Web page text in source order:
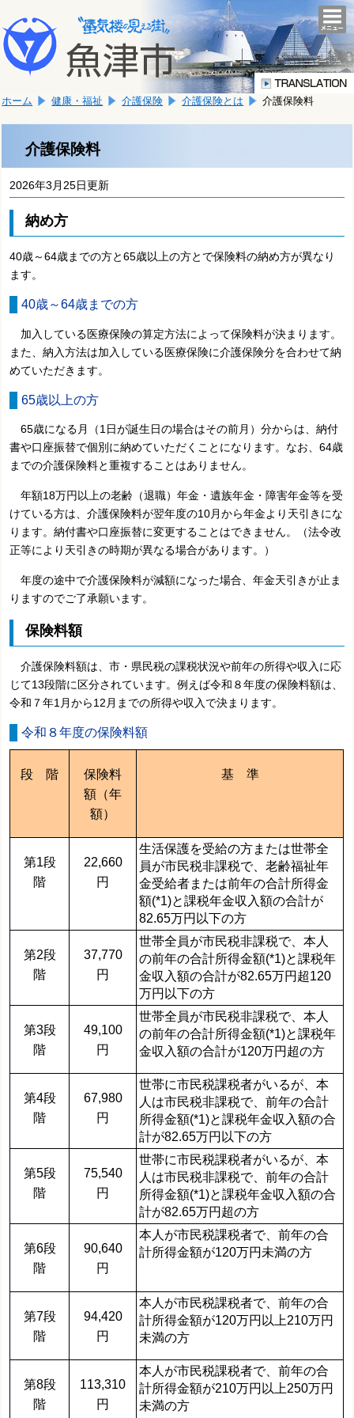
文
へ
移
ま
す。
こ
か
文
ホーム 健康・福祉 介護保険 介護保険とは 介護保険料
介護保険料
2026年3月25日更新
納め方
40歳～64歳までの方と65歳以上の方とで保険料の納め方が異なり
ます。
40歳～64歳までの方
加入している医療保険の算定方法によって保険料が決まります。
また、納入方法は加入している医療保険に介護保険分を合わせて納
めていただきます。
65歳以上の方
65歳になる月（1日が誕生日の場合はその前月）分からは、納付
書や口座振替で個別に納めていただくことになります。なお、64歳
までの介護保険料と重複することはありません。
年額18万円以上の老齢（退職）年金・遺族年金・障害年金等を受
けている方は、介護保険料が翌年度の10月から年金より天引きにな
ります。納付書や口座振替に変更することはできません。（法令改
正等により天引きの時期が異なる場合があります。）
年度の途中で介護保険料が減額になった場合、年金天引きが止ま
りますのでご了承願います。
保険料額
介護保険料額は、市・県民税の課税状況や前年の所得や収入に応
じて13段階に区分されています。例えば令和８年度の保険料額は、
令和７年1月から12月までの所得や収入で決まります。
令和８年度の保険料額
段 階
保険料
額（年
額）
基 準
第1段
階
22,660
円
生活保護を受給の方または世帯全
員が市民税非課税で、老齢福祉年
金受給者または前年の合計所得金
額(*1)と課税年金収入額の合計が
82.65万円以下の方
第2段
階
37,770
円
世帯全員が市民税非課税で、本人
の前年の合計所得金額(*1)と課税年
金収入額の合計が82.65万円超120
万円以下の方
第3段
階
49,100
円
世帯全員が市民税非課税で、本人
の前年の合計所得金額(*1)と課税年
金収入額の合計が120万円超の方
第4段
階
67,980
円
世帯に市民税課税者がいるが、本
人は市民税非課税で、前年の合計
所得金額(*1)と課税年金収入額の合
計が82.65万円以下の方
第5段
階
75,540
円
世帯に市民税課税者がいるが、本
人は市民税非課税で、前年の合計
所得金額(*1)と課税年金収入額の合
計が82.65万円超の方
第6段
階
90,640
円
本人が市民税課税者で、前年の合
計所得金額が120万円未満の方
第7段
階
94,420
円
本人が市民税課税者で、前年の合
計所得金額が120万円以上210万円
未満の方
第8段
階
113,310
円
本人が市民税課税者で、前年の合
計所得金額が210万円以上250万円
未満の方